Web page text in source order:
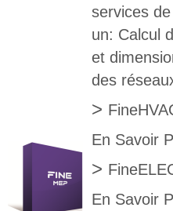
services
un: Calcul
et
des
>
En Savoir
>
En Savoir